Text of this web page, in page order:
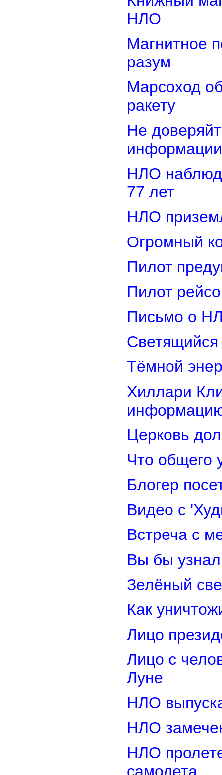
НЛО
Магнитное
разум
Марсоход
ракету
Не
информации
НЛО
77 лет
НЛО
Огромный
Пилот
Пилот
Письмо о
Светящийся
Тёмной
Хиллари
Церковь
Что общего
Блогер
Видео с
Встреча с
Вы бы
Зелёный
Как
Лицо
Лицо с
Луне
НЛО
НЛО
НЛО
самолета